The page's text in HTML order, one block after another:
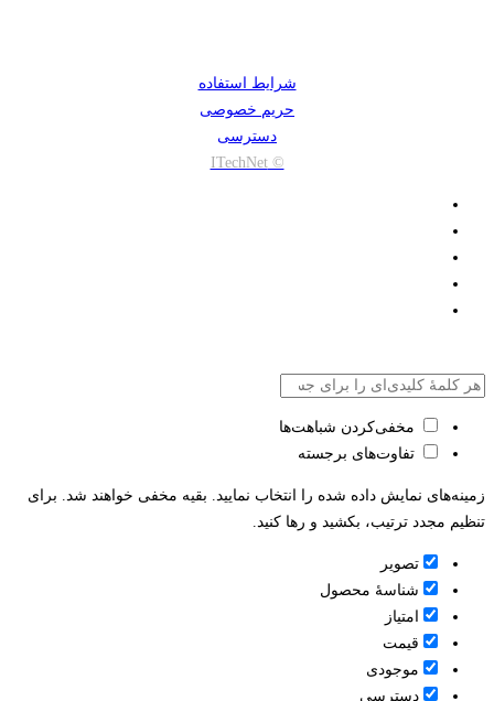
شرایط استفاده
حریم خصوصی
دسترسی
© ITechNet
مخفی‌کردن شباهت‌ها
تفاوت‌های برجسته
زمینه‌های نمایش داده شده را انتخاب نمایید. بقیه مخفی خواهند شد. برای
تنظیم مجدد ترتیب، بکشید و رها کنید.
تصویر
شناسۀ محصول
امتیاز
قيمت
موجودی
دسترسی